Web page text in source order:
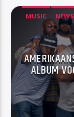
MUSIC NEWS
ALBUM